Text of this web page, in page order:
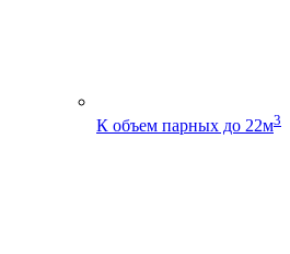
К объем парных до 22м3